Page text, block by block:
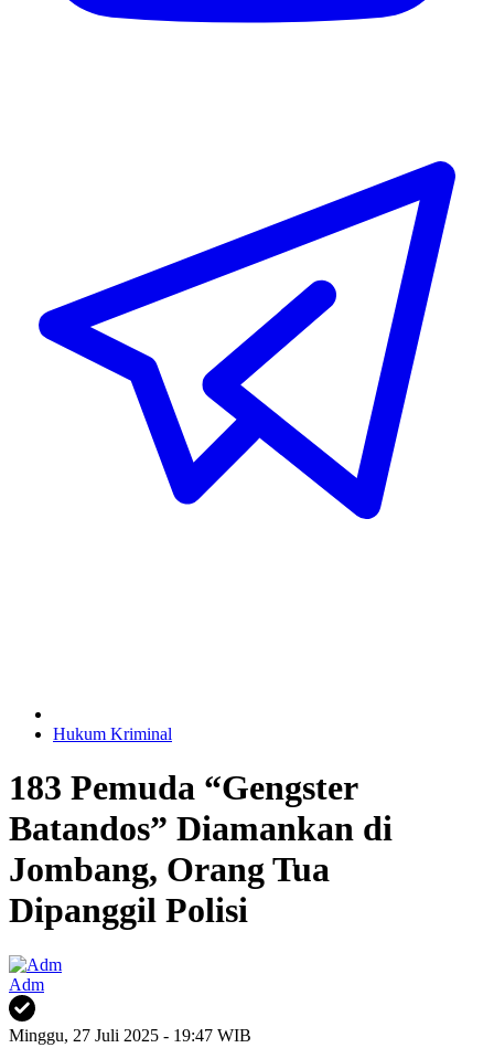
Hukum Kriminal
183 Pemuda “Gengster
Batandos” Diamankan di
Jombang, Orang Tua
Dipanggil Polisi
Adm
Minggu, 27 Juli 2025 - 19:47 WIB